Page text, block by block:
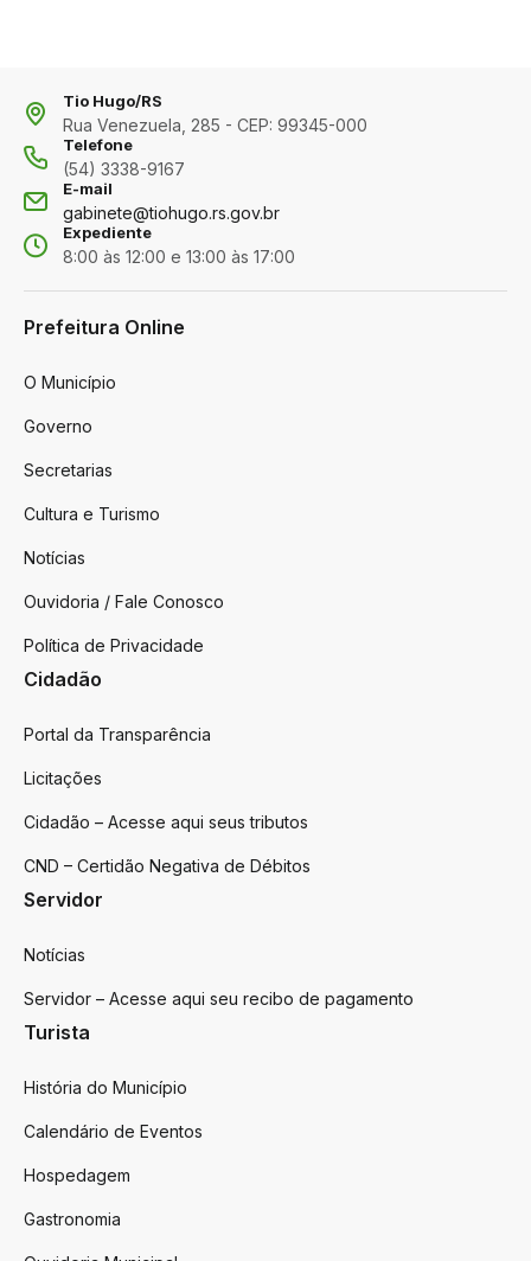
Tio Hugo/RS
Rua Venezuela, 285 - CEP: 99345-000
Telefone
(54) 3338-9167
E-mail
gabinete@tiohugo.rs.gov.br
Expediente
8:00 às 12:00 e 13:00 às 17:00
Prefeitura Online
O Município
Governo
Secretarias
Cultura e Turismo
Notícias
Ouvidoria / Fale Conosco
Política de Privacidade
Cidadão
Portal da Transparência
Licitações
Cidadão – Acesse aqui seus tributos
CND – Certidão Negativa de Débitos
Servidor
Notícias
Servidor – Acesse aqui seu recibo de pagamento
Turista
História do Município
Calendário de Eventos
Hospedagem
Gastronomia